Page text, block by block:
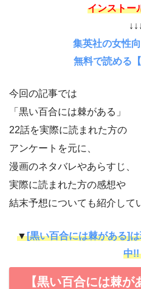
インストー
集英社の女性
無料で読める
今回の記事では
「黒い百合には棘がある」
22話を実際に読まれた方の
アンケートを元に、
漫画のネタバレやあらすじ、
実際に読まれた方の感想や
結末予想についても紹介して
▼[黒い百合には棘がある]
中!!
【黒い百合には棘